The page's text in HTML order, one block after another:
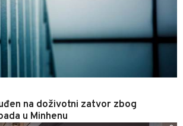
na doživotni zatvor zbog
u Minhenu